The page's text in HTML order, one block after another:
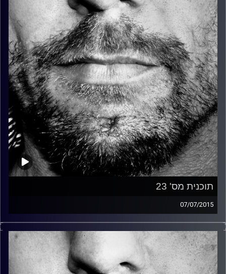
קרדיט תמונות: David Goehring
תוכנית מס' 23
07/07/2015
זיפים, מוזיקה מחוספסת של הופעות חיות. הרבה ג'אם, רוק,
בלוז, bluegrass, ג'אז, Fאנק, פרוגרסיב ואפילו אלקטרוניקה.
כל מה שחי, אמיתי ונושם.
עם שמוליק רגב.